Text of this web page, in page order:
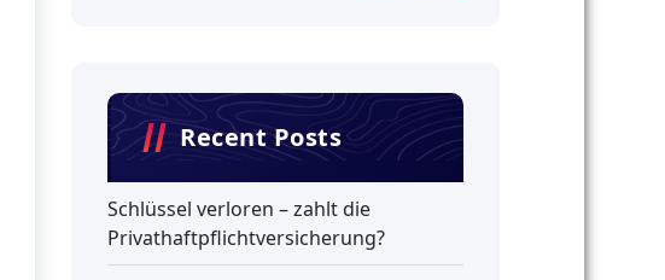
Recent Posts
Schlüssel verloren – zahlt die
Privathaftpflichtversicherung?